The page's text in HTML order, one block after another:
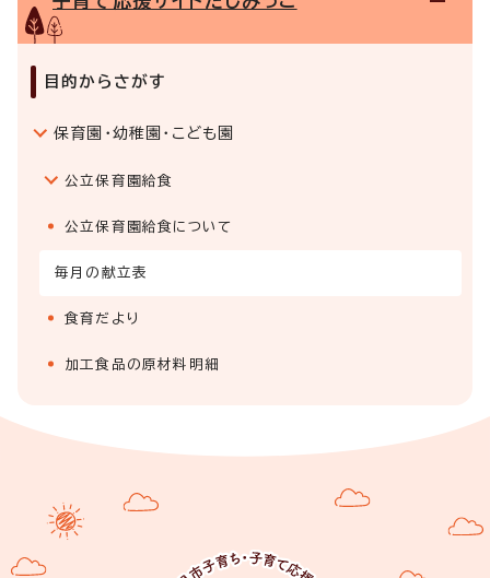
目的からさがす
保育園・幼稚園・こども園
公立保育園給食
公立保育園給食について
毎月の献立表
食育だより
加工食品の原材料明細